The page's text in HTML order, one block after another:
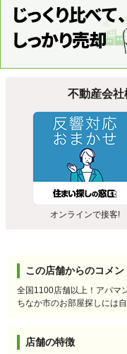
不動産会
オンラインで接客!
この店舗からのコメン
全国1100店舗以上！アパマ
ちなか市のお部屋探しには
店舗の特徴